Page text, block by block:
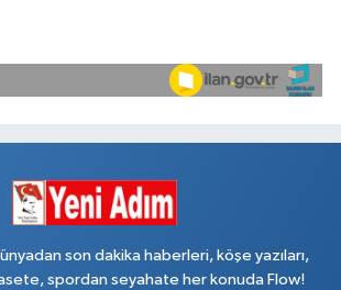
son dakika haberleri, köşe yazıları,
spordan seyahate her konuda Flow!